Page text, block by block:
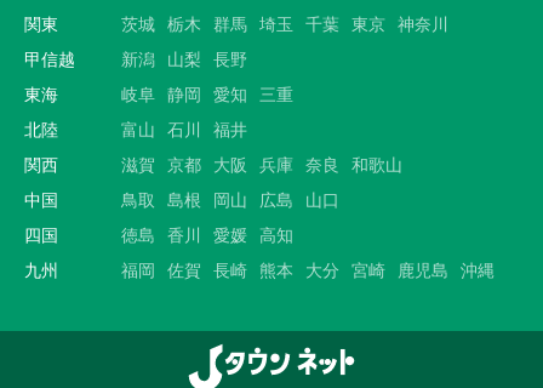
関東
茨城 栃木 群馬 埼玉 千葉 東京 神奈川
甲信越
新潟 山梨
長野
東海
岐阜 静岡 愛知
三重
北陸
富山 石川
福井
関西
滋賀 京都 大阪 兵庫 奈良
和歌山
中国
鳥取 島根 岡山 広島
山口
四国
徳島 香川 愛媛 高知
九州
福岡 佐賀 長崎 熊本 大分 宮崎 鹿児島 沖縄